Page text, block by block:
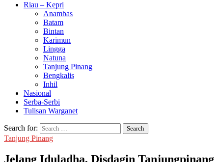
Riau – Kepri
Anambas
Batam
Bintan
Karimun
Lingga
Natuna
Tanjung Pinang
Bengkalis
Inhil
Nasional
Serba-Serbi
Tulisan Warganet
Search for:
Tanjung Pinang
Jelang Iduladha, Disdagin Tanjungpinang